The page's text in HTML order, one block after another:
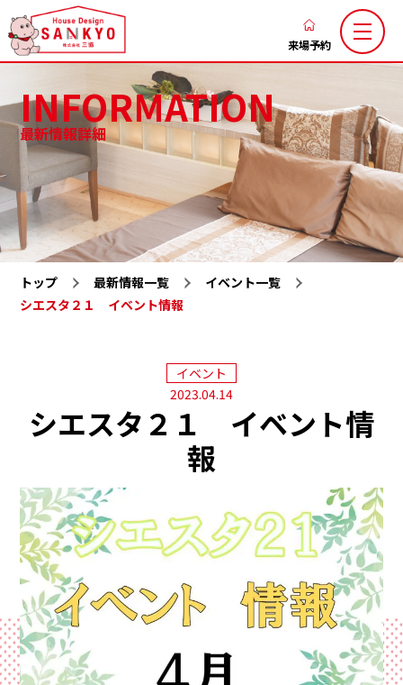
香
の
新
築
注
住
宅
な
ハ
イ
協
来場予約
三協のこだわり 家づくりの流れ
ブログ お知らせ
お客様の声 土地お気に入り
施工お気に入り 注文住宅
LaxsⅡ 高性能規格住宅『ミライカ』
求人情報
資料請求・お問い合わせ サイトマップ
プライバシーポリシー
来場予約
資料請求
電話相談
INFORMATION
最新情報詳細
トップ 最新情報一覧
イベント一覧
シエスタ２１ イベント情報
イベント
2023.04.14
シエスタ２１ イベント情
報